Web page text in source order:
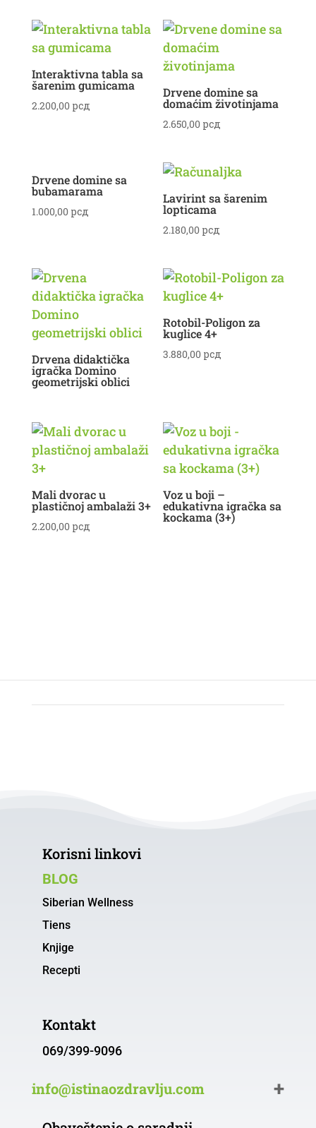
Interaktivna tabla sa
šarenim gumicama
2.200,00 рсд
Drvene domine sa
domaćim životinjama
2.650,00 рсд
Drvene domine sa
bubamarama
1.000,00 рсд
Lavirint sa šarenim
lopticama
2.180,00 рсд
Drvena didaktička
igračka Domino
geometrijski oblici
Rotobil-Poligon za
kuglice 4+
3.880,00 рсд
Mali dvorac u
plastičnoj ambalaži 3+
2.200,00 рсд
Voz u boji –
edukativna igračka sa
kockama (3+)
Korisni linkovi
BLOG
Siberian Wellness
Tiens
Knjige
Recepti
Kontakt
069/399-9096
info@istinaozdravlju.com